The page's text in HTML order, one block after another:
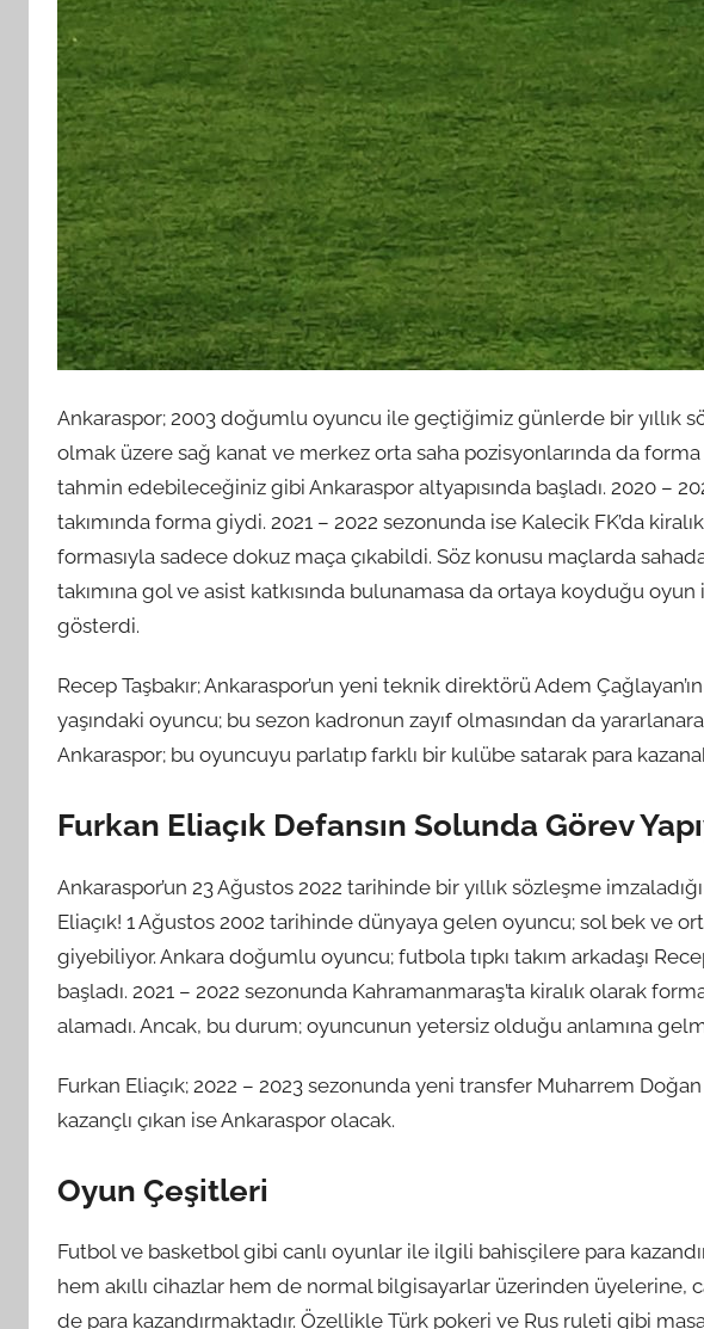
Ankaraspor; 2003 doğumlu oyuncu ile geçtiğimiz günlerde bir yıllık
olmak üzere sağ kanat ve merkez orta saha pozisyonlarında da
tahmin edebileceğiniz gibi Ankaraspor altyapısında başladı. 2020 –
takımında forma giydi. 2021 – 2022 sezonunda ise Kalecik FK’da
formasıyla sadece dokuz maça çıkabildi. Söz konusu maçlarda
takımına gol ve asist katkısında bulunamasa da ortaya koyduğu
gösterdi.
Recep Taşbakır; Ankaraspor’un yeni teknik direktörü Adem
yaşındaki oyuncu; bu sezon kadronun zayıf olmasından da
Ankaraspor; bu oyuncuyu parlatıp farklı bir kulübe satarak para
Furkan Eliaçık Defansın Solunda Görev
Ankaraspor’un 23 Ağustos 2022 tarihinde bir yıllık sözleşme
Eliaçık! 1 Ağustos 2002 tarihinde dünyaya gelen oyuncu; sol bek ve
giyebiliyor. Ankara doğumlu oyuncu; futbola tıpkı takım arkadaşı
başladı. 2021 – 2022 sezonunda Kahramanmaraş’ta kiralık olarak
alamadı. Ancak, bu durum; oyuncunun yetersiz olduğu anlamına
Furkan Eliaçık; 2022 – 2023 sezonunda yeni transfer Muharrem
kazançlı çıkan ise Ankaraspor olacak.
Oyun Çeşitleri
Futbol ve basketbol gibi canlı oyunlar ile ilgili bahisçilere para
hem akıllı cihazlar hem de normal bilgisayarlar üzerinden üyelerine,
de para kazandırmaktadır. Özellikle Türk pokeri ve Rus ruleti gibi